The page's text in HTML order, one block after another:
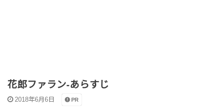
花郎ファラン-あらすじ
2018年6月6日 PR